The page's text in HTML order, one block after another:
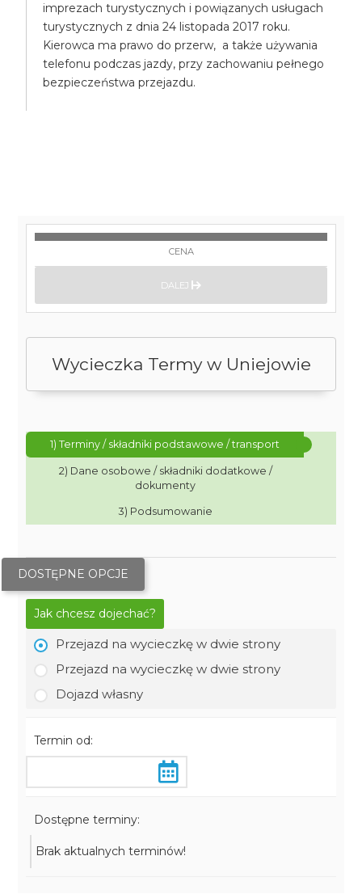
imprezach turystycznych i powiązanych usługach
turystycznych z dnia 24 listopada 2017 roku.
Kierowca ma prawo do przerw, a także używania
telefonu podczas jazdy, przy zachowaniu pełnego
bezpieczeństwa przejazdu.
Wycieczka Termy w Uniejowie
1) Terminy / składniki podstawowe / transport
2) Dane osobowe / składniki dodatkowe /
dokumenty
3) Podsumowanie
DOSTĘPNE OPCJE
Jak chcesz dojechać?
Przejazd na wycieczkę w dwie strony
Przejazd na wycieczkę w dwie strony
Dojazd własny
Termin od:
Dostępne terminy:
Brak aktualnych terminów!
CENA
DALEJ